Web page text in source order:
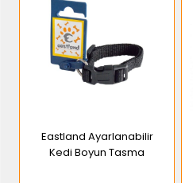
Eastland Ayarlanabilir
Kedi Boyun Tasma